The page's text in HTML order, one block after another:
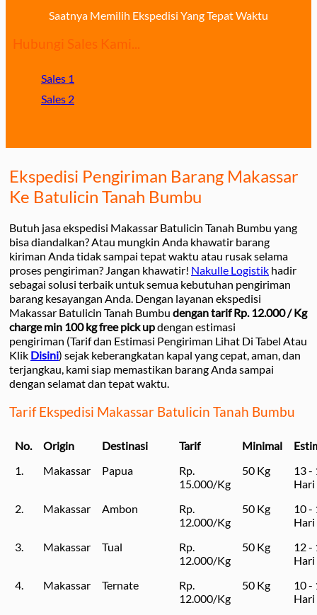
Saatnya Memilih Ekspedisi Yang Tepat Waktu
Hubungi Sales Kami...
Sales 1
Sales 2
Ekspedisi Pengiriman Barang Makassar
Ke Batulicin Tanah Bumbu
Butuh jasa ekspedisi Makassar Batulicin Tanah Bumbu yang
bisa diandalkan? Atau mungkin Anda khawatir barang
kiriman Anda tidak sampai tepat waktu atau rusak selama
proses pengiriman? Jangan khawatir! Nakulle Logistik hadir
sebagai solusi terbaik untuk semua kebutuhan pengiriman
barang kesayangan Anda. Dengan layanan ekspedisi
Makassar Batulicin Tanah Bumbu dengan tarif Rp. 12.000 / Kg
charge min 100 kg free pick updengan estimasi
pengiriman (Tarif dan Estimasi Pengiriman Lihat Di Tabel Atau
Klik Disini) sejak keberangkatan kapal yang cepat, aman, dan
terjangkau, kami siap memastikan barang Anda sampai
dengan selamat dan tepat waktu.
Tarif Ekspedisi Makassar Batulicin Tanah Bumbu
No. Origin Destinasi Tarif Minimal
1.
Makassar Papua
Rp.
15.000/Kg
50 Kg
13 -
Hari
2.
Makassar Ambon
Rp.
12.000/Kg
50 Kg
10 -
Hari
3.
Makassar Tual
Rp.
12.000/Kg
50 Kg
12 -
Hari
4.
Makassar Ternate
Rp.
12.000/Kg
50 Kg
10 -
Hari